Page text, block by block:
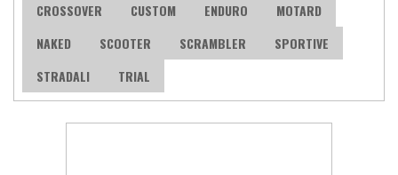
CROSSOVER CUSTOM ENDURO
MOTARD
NAKED
SCOOTER SCRAMBLER
SPORTIVE
STRADALI
TRIAL